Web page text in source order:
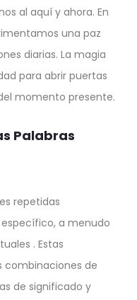
al aquí y ahora. En
una paz
diarias. La magia
para abrir puertas
momento presente.
Palabras
repetidas
a menudo
. Estas
combinaciones de
de significado y